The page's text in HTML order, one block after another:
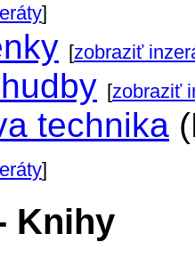
]
[zobraziť
[zobraziť
technika
]
Knihy